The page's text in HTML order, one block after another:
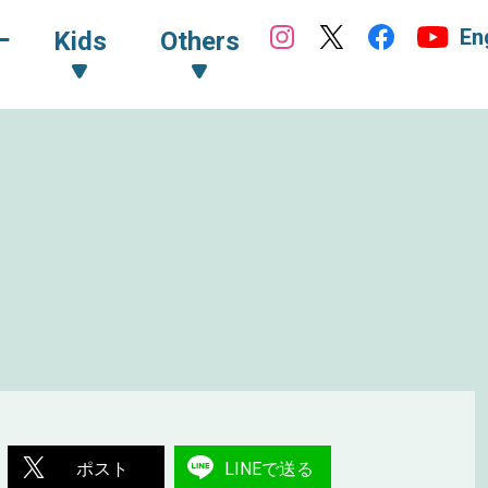
Kids Others
ポスト LINEで送る